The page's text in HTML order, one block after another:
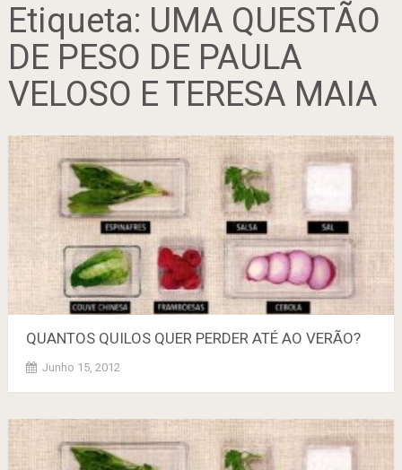
Etiqueta: UMA QUESTÃO
DE PESO DE PAULA
VELOSO E TERESA MAIA
QUANTOS QUILOS QUER PERDER ATÉ AO VERÃO?
Junho 15, 2012